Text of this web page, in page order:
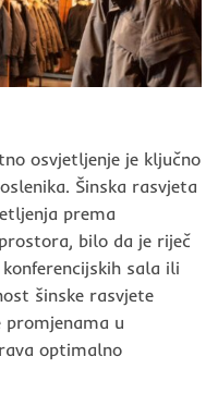
osvjetljenje je ključno
Šinska rasvjeta
prema
bilo da je riječ
sala ili
šinske rasvjete
promjenama u
optimalno